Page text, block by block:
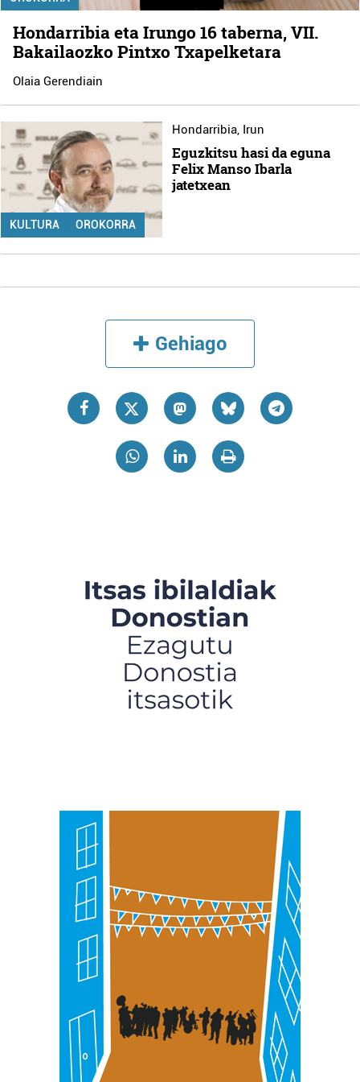
Hondarribia eta Irungo 16 taberna, VII.
Bakailaozko Pintxo Txapelketara
Olaia Gerendiain
KULTURA OROKORRA
Hondarribia, Irun
Eguzkitsu hasi da eguna
Felix Manso Ibarla
jatetxean
Gehiago